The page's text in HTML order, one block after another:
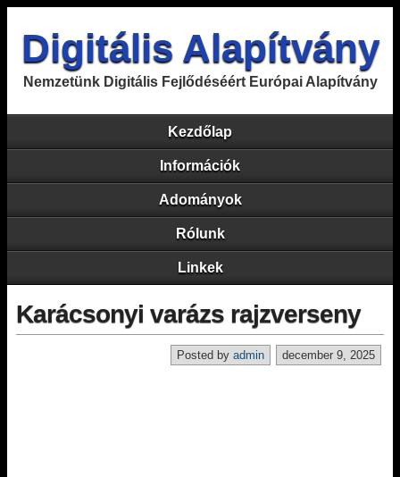
Digitális Alapítvány
Nemzetünk Digitális Fejlődéséért Európai Alapítvány
Kezdőlap
Információk
Adományok
Rólunk
Linkek
Karácsonyi varázs rajzverseny
december 9, 2025
Posted by admin